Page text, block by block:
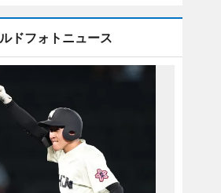
ドフォトニュース